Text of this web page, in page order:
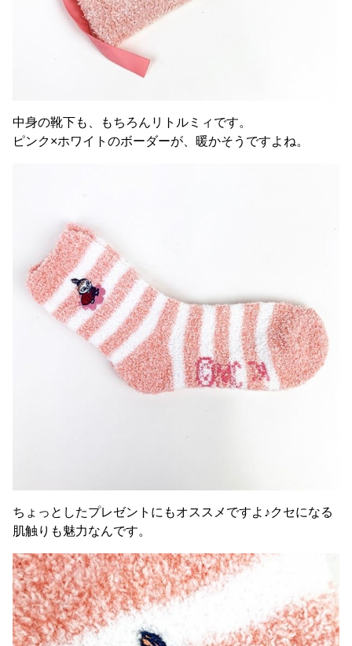
中身の靴下も、もちろんリトルミィです。
ピンク×ホワイトのボーダーが、暖かそうですよね。
ちょっとしたプレゼントにもオススメですよ♪クセになる
肌触りも魅力なんです。